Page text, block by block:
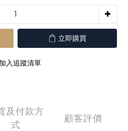
立即購買
加入追蹤清單
及付款方
式
顧客評價